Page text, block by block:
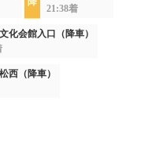
21:38着
化会館入口（降車）
西（降車）